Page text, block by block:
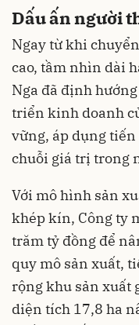
Dấu ấn người
Ngay từ khi
cao, tầm nhìn dài
Nga đã định
triển kinh doanh
vững, áp dụng
chuỗi giá trị trong
Với mô hình sản
khép kín, Công ty
trăm tỷ đồng để
quy mô sản xuất,
rộng khu sản xuất
diện tích 17,8 ha